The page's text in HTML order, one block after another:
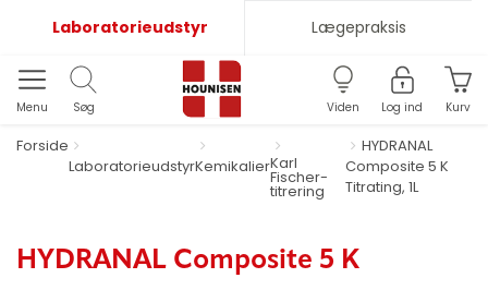
Laboratorieudstyr Lægepraksis
Menu Søg Viden Log ind Kurv
Forside
LaboratorieudstyrKemikalierKarl
Fischer-
titrering
HYDRANAL
Composite 5 K
Titrating, 1L
HYDRANAL Composite 5 K